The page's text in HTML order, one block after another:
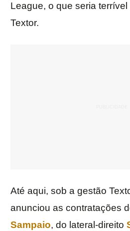
League, o que seria
Textor.
Até aqui, sob a gestão
anunciou as contratações
Sampaio, do lateral-direito